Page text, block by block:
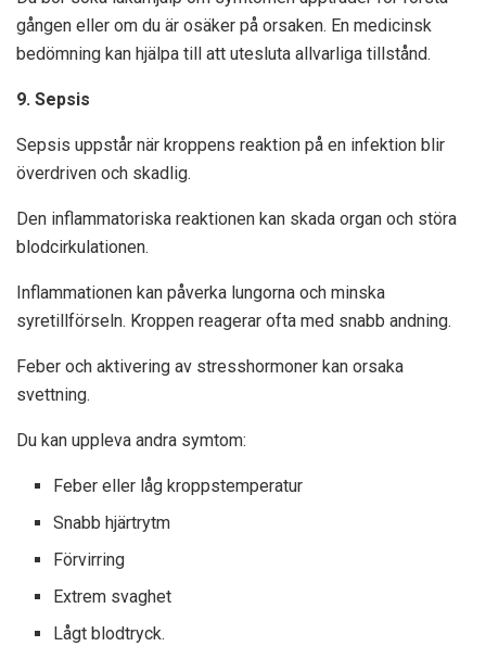
gången eller om du är osäker på orsaken. En medicinsk
bedömning kan hjälpa till att utesluta allvarliga tillstånd.
9. Sepsis
Sepsis uppstår när kroppens reaktion på en infektion blir
överdriven och skadlig.
Den inflammatoriska reaktionen kan skada organ och störa
blodcirkulationen.
Inflammationen kan påverka lungorna och minska
syretillförseln. Kroppen reagerar ofta med snabb andning.
Feber och aktivering av stresshormoner kan orsaka
svettning.
Du kan uppleva andra symtom:
Feber eller låg kroppstemperatur
Snabb hjärtrytm
Förvirring
Extrem svaghet
Lågt blodtryck.